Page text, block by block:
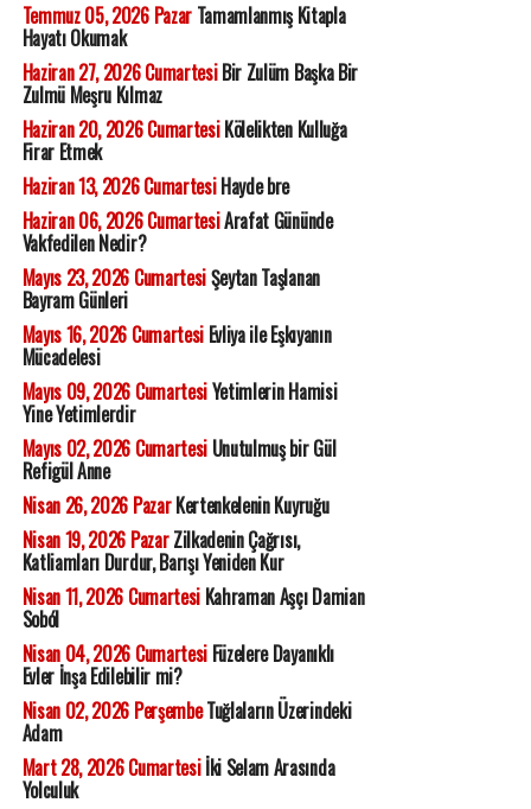
Temmuz 05, 2026 PazarTamamlanmış Kitapla
Hayatı Okumak
Haziran 27, 2026 CumartesiBir Zulüm Başka Bir
Zulmü Meşru Kılmaz
Haziran 20, 2026 CumartesiKölelikten Kulluğa
Firar Etmek
Haziran 13, 2026 CumartesiHayde bre
Haziran 06, 2026 CumartesiArafat Gününde
Vakfedilen Nedir?
Mayıs 23, 2026 CumartesiŞeytan Taşlanan
Bayram Günleri
Mayıs 16, 2026 CumartesiEvliya ile Eşkıyanın
Mücadelesi
Mayıs 09, 2026 CumartesiYetimlerin Hamisi
Yine Yetimlerdir
Mayıs 02, 2026 CumartesiUnutulmuş bir Gül
Refigül Anne
Nisan 26, 2026 PazarKertenkelenin Kuyruğu
Nisan 19, 2026 PazarZilkadenin Çağrısı,
Katliamları Durdur, Barışı Yeniden Kur
Nisan 11, 2026 CumartesiKahraman Aşçı Damian
Soból
Nisan 04, 2026 CumartesiFüzelere Dayanıklı
Evler İnşa Edilebilir mi?
Nisan 02, 2026 PerşembeTuğlaların Üzerindeki
Adam
Mart 28, 2026 Cumartesiİki Selam Arasında
Yolculuk